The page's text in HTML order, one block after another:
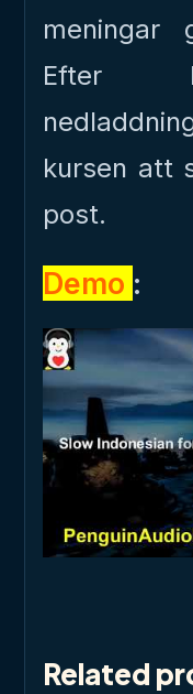
meningar
Efter
kursen att
post.
Demo :
Related